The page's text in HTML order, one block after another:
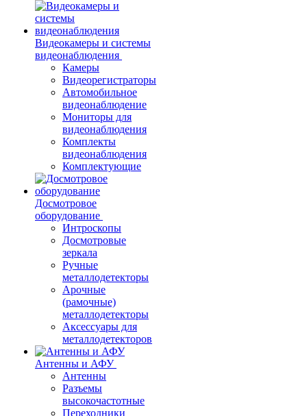
Видеокамеры и системы
видеонаблюдения
Камеры
Видеорегистраторы
Автомобильное
видеонаблюдение
Мониторы для
видеонаблюдения
Комплекты
видеонаблюдения
Комплектующие
Досмотровое
оборудование
Интроскопы
Досмотровые
зеркала
Ручные
металлодетекторы
Арочные
(рамочные)
металлодетекторы
Аксессуары для
металлодетекторов
Антенны и АФУ
Антенны
Разъемы
высокочастотные
Переходники